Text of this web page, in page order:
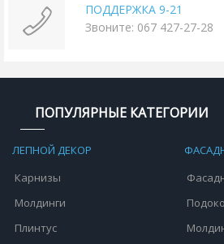
ПОДДЕРЖКА 9-21
Звоните: 067 427-27-28
ПОПУЛЯРНЫЕ КАТЕГОРИИ
ЛЕПНОЙ ДЕКОР
Карнизы
Молдинги
Плинтус